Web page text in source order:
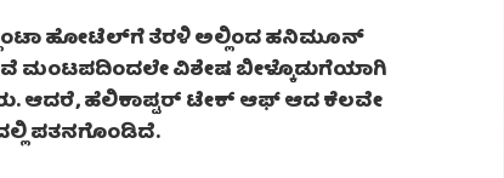
ಹೋಟೆಲ್‌ಗೆ ತೆರಳಿ ಅಲ್ಲಿಂದ ಹನಿಮೂನ್
ಮಂಟಪದಿಂದಲೇ ವಿಶೇಷ ಬೀಳ್ಕೊಡುಗೆಯಾಗಿ
ಆದರೆ, ಹೆಲಿಕಾಪ್ಟರ್ ಟೇಕ್ ಆಫ್ ಆದ ಕೆಲವೇ
ಪತನಗೊಂಡಿದೆ.